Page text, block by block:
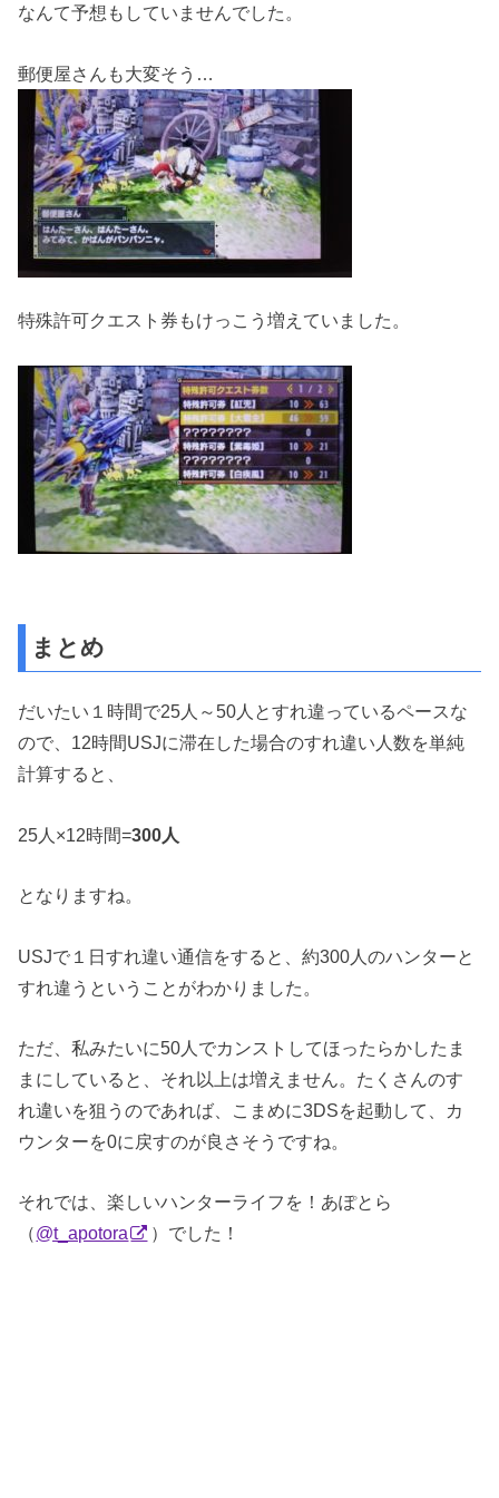
なんて予想もしていませんでした。
郵便屋さんも大変そう…
特殊許可クエスト券もけっこう増えていました。
まとめ
だいたい１時間で25人～50人とすれ違っているペースな
ので、12時間USJに滞在した場合のすれ違い人数を単純
計算すると、
25人×12時間=300人
となりますね。
USJで１日すれ違い通信をすると、約300人のハンターと
すれ違うということがわかりました。
ただ、私みたいに50人でカンストしてほったらかしたま
まにしていると、それ以上は増えません。たくさんのす
れ違いを狙うのであれば、こまめに3DSを起動して、カ
ウンターを0に戻すのが良さそうですね。
それでは、楽しいハンターライフを！あぽとら
（@t_apotora ）でした！